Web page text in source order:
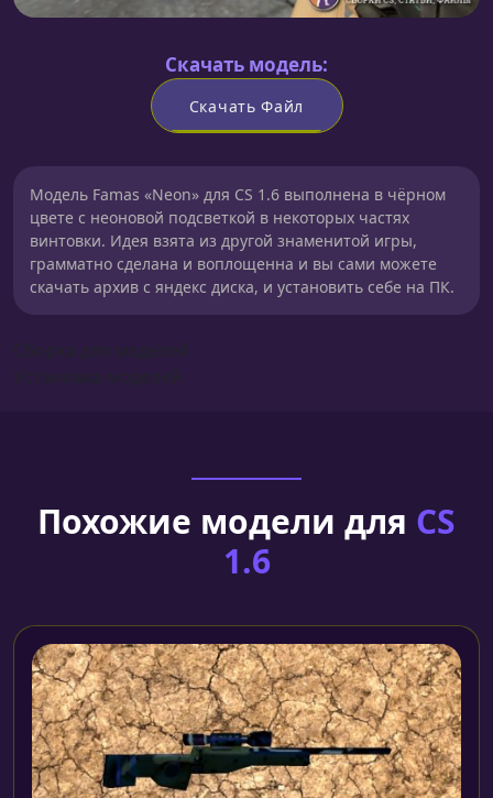
Скачать модель:
Скачать Файл
Модель Famas «Neon» для CS 1.6 выполнена в чёрном
цвете с неоновой подсветкой в некоторых частях
винтовки. Идея взята из другой знаменитой игры,
грамматно сделана и воплощенна и вы сами можете
скачать архив с яндекс диска, и установить себе на ПК.
Похожие модели для CS
1.6